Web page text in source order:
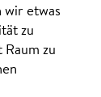
wir etwas
zu
zu